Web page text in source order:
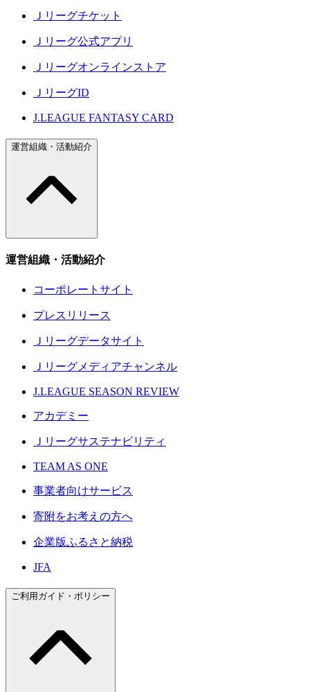
Ｊリーグチケット
Ｊリーグ公式アプリ
Ｊリーグオンラインストア
ＪリーグID
J.LEAGUE FANTASY CARD
運営組織・活動紹介
運営組織・活動紹介
コーポレートサイト
プレスリリース
Ｊリーグデータサイト
Ｊリーグメディアチャンネル
J.LEAGUE SEASON REVIEW
アカデミー
Ｊリーグサステナビリティ
TEAM AS ONE
事業者向けサービス
寄附をお考えの方へ
企業版ふるさと納税
JFA
ご利用ガイド・ポリシー